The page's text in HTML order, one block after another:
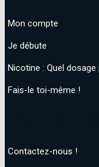
Mon compte
Je débute
Nicotine : Quel
Fais-le toi-même !
Informations
Contactez-nous !